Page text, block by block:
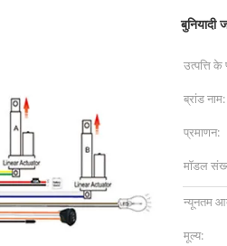
बुनियादी
उत्पत्ति
ब्रांड नाम:
प्रमाणन:
मॉडल
न्यूनतम
मूल्य: